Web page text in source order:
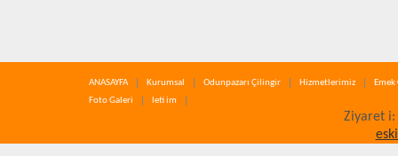
ANASAYFA Kurumsal Odunpazarı Çilingir Hizmetlerimiz
Foto Galeri
leti im
Ziyaret i: